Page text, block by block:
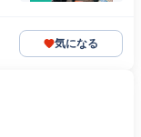
気になる